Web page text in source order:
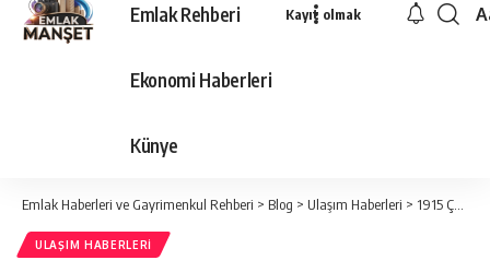
Emlak Rehberi
Ekonomi Haberleri
Künye
Kayıt olmak
Emlak Haberleri ve Gayrimenkul Rehberi > Blog > Ulaşım Haberleri > 1915 Çanakkale Köprüsü Yükseliyor
ULAŞIM HABERLERI